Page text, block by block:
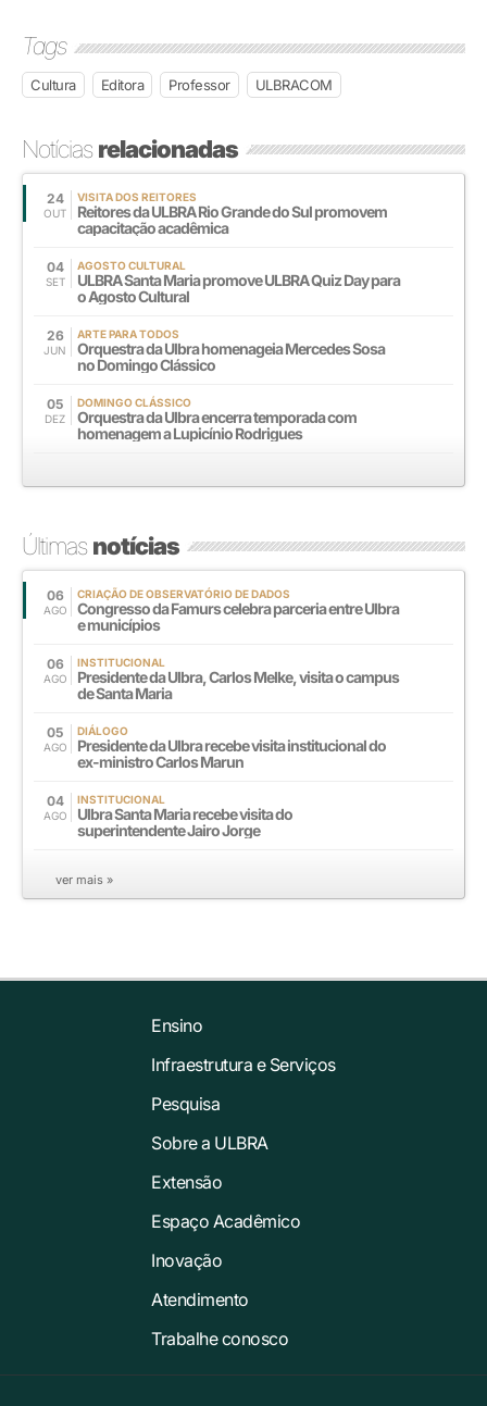
Tags
Cultura Editora Professor ULBRACOM
Notíciasrelacionadas
24
OUT
VISITA DOS REITORES
Reitores da ULBRA Rio Grande do Sul promovem
capacitação acadêmica
04
SET
AGOSTO CULTURAL
ULBRA Santa Maria promove ULBRA Quiz Day para
o Agosto Cultural
26
JUN
ARTE PARA TODOS
Orquestra da Ulbra homenageia Mercedes Sosa
no Domingo Clássico
05
DEZ
DOMINGO CLÁSSICO
Orquestra da Ulbra encerra temporada com
homenagem a Lupicínio Rodrigues
Últimasnotícias
06
AGO
CRIAÇÃO DE OBSERVATÓRIO DE DADOS
Congresso da Famurs celebra parceria entre Ulbra
e municípios
06
AGO
INSTITUCIONAL
Presidente da Ulbra, Carlos Melke, visita o campus
de Santa Maria
05
AGO
DIÁLOGO
Presidente da Ulbra recebe visita institucional do
ex-ministro Carlos Marun
04
AGO
INSTITUCIONAL
Ulbra Santa Maria recebe visita do
superintendente Jairo Jorge
ver mais »
Ensino
Infraestrutura e Serviços
Pesquisa
Sobre a ULBRA
Extensão
Espaço Acadêmico
Inovação
Atendimento
Trabalhe conosco